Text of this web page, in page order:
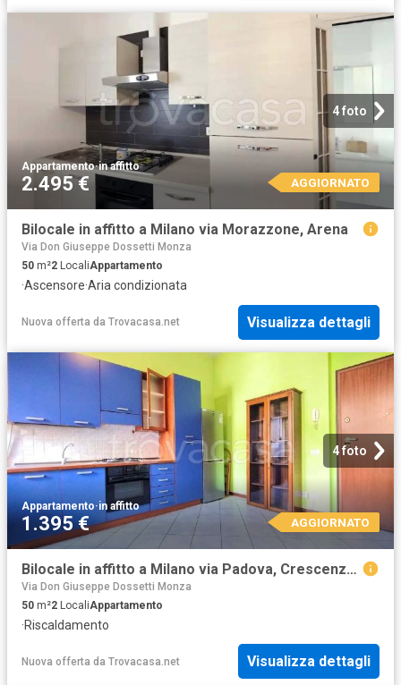
4 foto
Appartamento·in affitto
2.495 € AGGIORNATO
Bilocale in affitto a Milano via Morazzone, Arena
Via Don Giuseppe Dossetti Monza
50 m²2 LocaliAppartamento
·Ascensore·Aria condizionata
Nuova offerta da Trovacasa.net Visualizza dettagli
4 foto
Appartamento·in affitto
1.395 € AGGIORNATO
Bilocale in affitto a Milano via Padova, Crescenzago
Via Don Giuseppe Dossetti Monza
50 m²2 LocaliAppartamento
·Riscaldamento
Nuova offerta da Trovacasa.net Visualizza dettagli